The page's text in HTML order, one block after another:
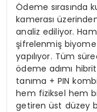
Ödeme sırasında
kamerası
analiz ediliyor.
şifrelenmiş
yapılıyor. Tüm
ödeme adımı
tanıma + PIN
hem fiziksel hem
getiren üst düzey